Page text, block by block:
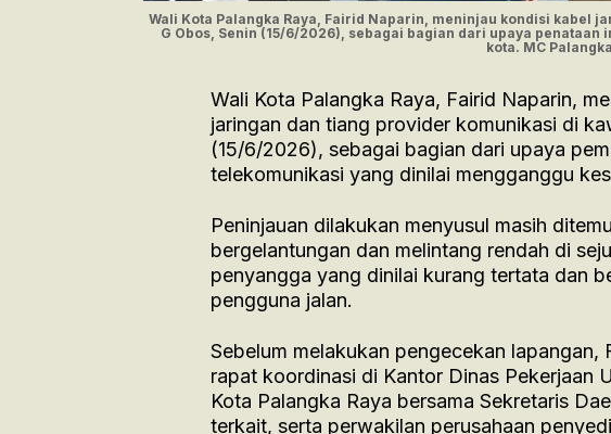
Wali Kota Palangka Raya, Fairid Naparin, meninjau kondisi kabel
G Obos, Senin (15/6/2026), sebagai bagian dari upaya
kota. MC
Wali Kota Palangka Raya, Fairid Naparin,
jaringan dan tiang provider komunikasi di
(15/6/2026), sebagai bagian dari upaya
telekomunikasi yang dinilai mengganggu
Peninjauan dilakukan menyusul masih
bergelantungan dan melintang rendah di
penyangga yang dinilai kurang tertata dan
pengguna jalan.
Sebelum melakukan pengecekan lapangan,
rapat koordinasi di Kantor Dinas Pekerjaan
Kota Palangka Raya bersama Sekretaris
terkait, serta perwakilan perusahaan